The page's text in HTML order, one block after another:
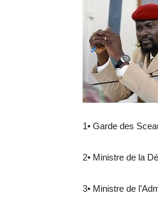
1• Garde des
2• Ministre de la
3• Ministre de